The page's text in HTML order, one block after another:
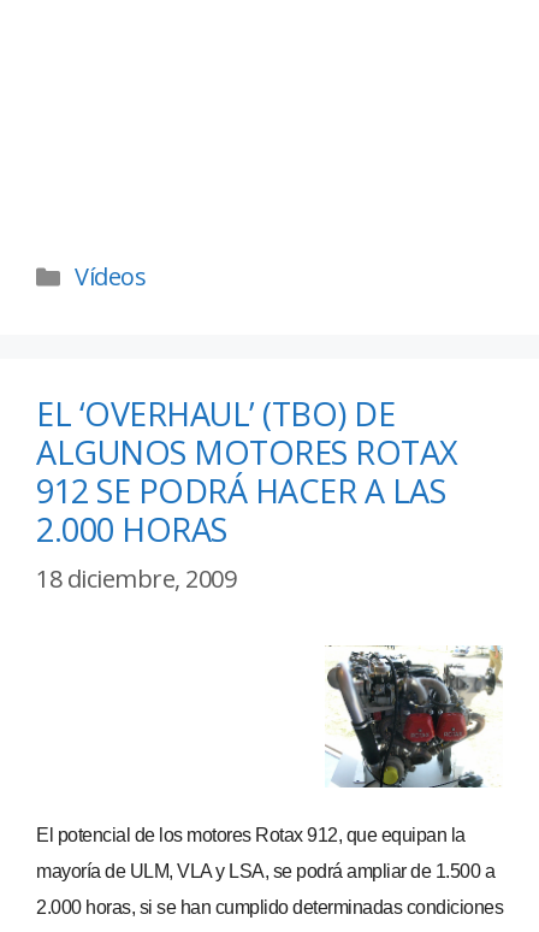
Vídeos
EL ‘OVERHAUL’ (TBO) DE
ALGUNOS MOTORES ROTAX
912 SE PODRÁ HACER A LAS
2.000 HORAS
18 diciembre, 2009
El potencial de los motores Rotax 912, que equipan la
mayoría de ULM, VLA y LSA, se podrá ampliar de 1.500 a
2.000 horas, si se han cumplido determinadas condiciones